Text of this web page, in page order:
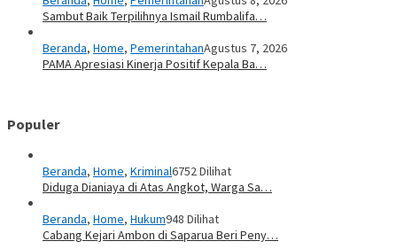
Sambut Baik Terpilihnya Ismail Rumbalifa…
Beranda, Home, PemerintahanAgustus 7, 2026
PAMA Apresiasi Kinerja Positif Kepala Ba…
Populer
Beranda, Home, Kriminal6752 Dilihat
Diduga Dianiaya di Atas Angkot, Warga Sa…
Beranda, Home, Hukum948 Dilihat
Cabang Kejari Ambon di Saparua Beri Peny…